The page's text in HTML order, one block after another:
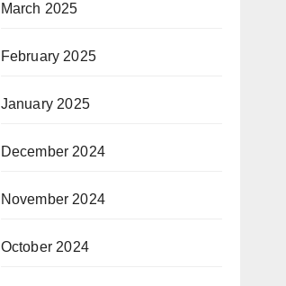
March 2025
February 2025
January 2025
December 2024
November 2024
October 2024